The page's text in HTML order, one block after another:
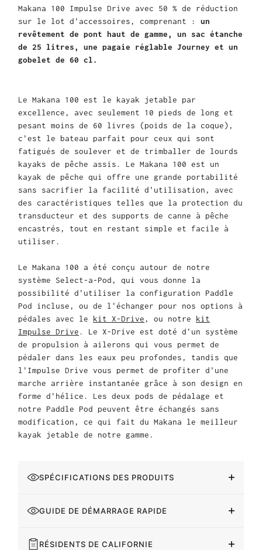
Makana 100 Impulse Drive avec 50 % de réduction
sur le lot d'accessoires, comprenant : un
revêtement de pont haut de gamme, un sac étanche
de 25 litres, une pagaie réglable Journey et un
gobelet de 60 cl.
Le Makana 100 est le kayak jetable par
excellence, avec seulement 10 pieds de long et
pesant moins de 60 livres (poids de la coque),
c'est le bateau parfait pour ceux qui sont
fatigués de soulever et de trimballer de lourds
kayaks de pêche assis. Le Makana 100 est un
kayak de pêche qui offre une grande portabilité
sans sacrifier la facilité d'utilisation, avec
des caractéristiques telles que la protection du
transducteur et des supports de canne à pêche
encastrés, tout en restant simple et facile à
utiliser.
Le Makana 100 a été conçu autour de notre
système Select-a-Pod, qui vous donne la
possibilité d'utiliser la configuration Paddle
Pod incluse, ou de l'échanger pour nos options à
pédales avec le kit X-Drive, ou notre kit
Impulse Drive. Le X-Drive est doté d'un système
de propulsion à ailerons qui vous permet de
pédaler dans les eaux peu profondes, tandis que
l'Impulse Drive vous permet de profiter d'une
marche arrière instantanée grâce à son design en
forme d'hélice. Les deux pods de pédalage et
notre Paddle Pod peuvent être échangés sans
modification, ce qui fait du Makana le meilleur
kayak jetable de notre gamme.
SPÉCIFICATIONS DES PRODUITS
GUIDE DE DÉMARRAGE RAPIDE
RÉSIDENTS DE CALIFORNIE